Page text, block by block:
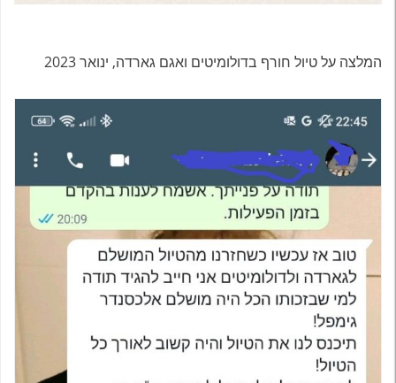
המלצה על טיול חורף בדולומיטים ואגם גארדה, ינואר 2023